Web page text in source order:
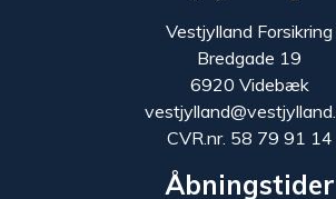
Vestjylland Forsikring
Bredgade 19
6920 Videbæk
CVR.nr. 58 79 91 14
Åbningstider